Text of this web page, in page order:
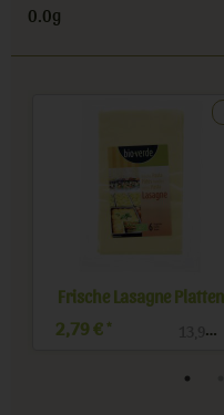
0.0g
Frische Lasagne Platten
2,79 € * 13,95 €